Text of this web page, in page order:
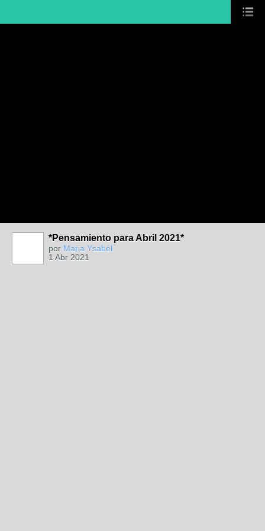
*Pensamiento para Abril 2021*
por Maria Ysabél
1 Abr 2021